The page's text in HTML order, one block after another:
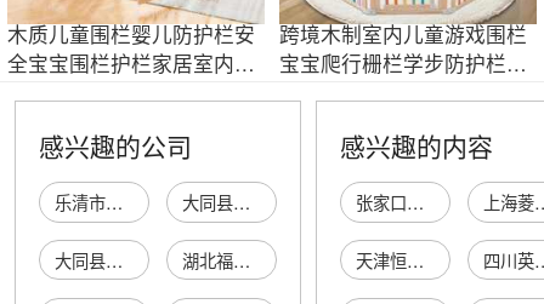
木质儿童围栏婴儿防护栏安
全宝宝围栏护栏家居室内游
跨境木制室内儿童游戏围栏
宝宝爬行栅栏学步防护栏安
感兴趣的公司
乐清市宝得适儿童安全防护用品店 大同县哆啦梦儿童安全防护用品厂
大同县好时光儿童安全防护用品厂 湖北福瑞兴儿童安全防护用品有限公司
感兴趣的内容
张家口新概念房地产经纪有限公司 上海菱克
天津恒禄绢花有限公司 四川英捷